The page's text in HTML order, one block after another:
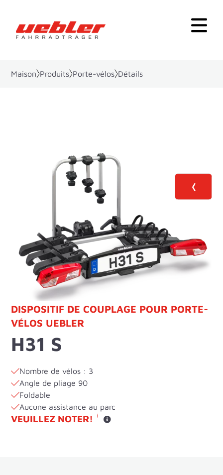
Maison Produits Porte-vélos Détails
DISPOSITIF DE COUPLAGE POUR PORTE-
VÉLOS UEBLER
H31 S
Nombre de vélos : 3
Angle de pliage 90
Foldable
Aucune assistance au parc
VEUILLEZ NOTER!